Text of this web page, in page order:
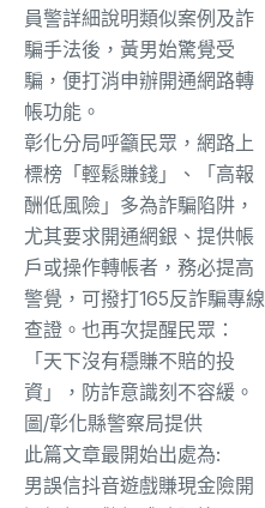
員警詳細說明類似案例及詐
騙手法後，黃男始驚覺受
騙，便打消申辦開通網路轉
帳功能。
彰化分局呼籲民眾，網路上
標榜「輕鬆賺錢」、「高報
酬低風險」多為詐騙陷阱，
尤其要求開通網銀、提供帳
戶或操作轉帳者，務必提高
警覺，可撥打165反詐騙專線
查證。也再次提醒民眾：
「天下沒有穩賺不賠的投
資」，防詐意識刻不容緩。
圖/彰化縣警察局提供
此篇文章最開始出處為:
男誤信抖音遊戲賺現金險開